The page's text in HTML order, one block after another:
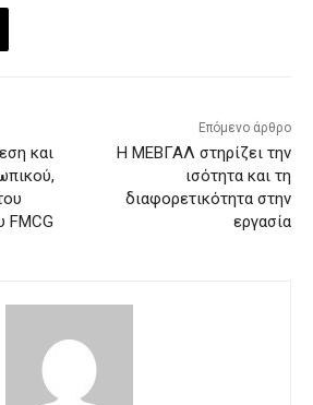
και
FMCG
Επόμενο άρθρο
Η ΜΕΒΓΑΛ στηρίζει την
ισότητα και τη
διαφορετικότητα στην
εργασία